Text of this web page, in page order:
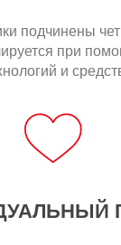
подчинены
при
и